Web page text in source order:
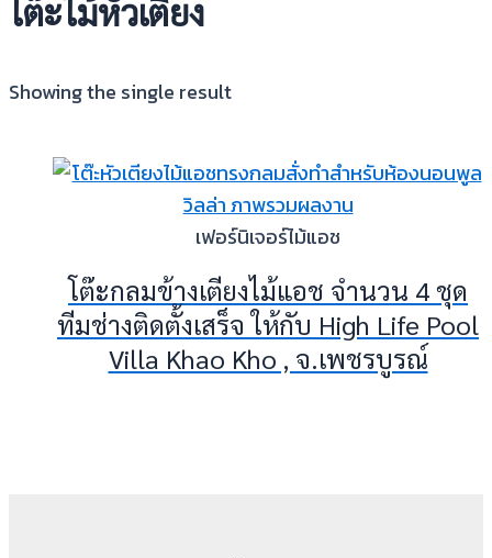
โต๊ะไม้หัวเตียง
Showing the single result
เฟอร์นิเจอร์ไม้แอช
โต๊ะกลมข้างเตียงไม้แอช จำนวน 4 ชุด
ทีมช่างติดตั้งเสร็จ ให้กับ High Life Pool
Villa Khao Kho , จ.เพชรบูรณ์